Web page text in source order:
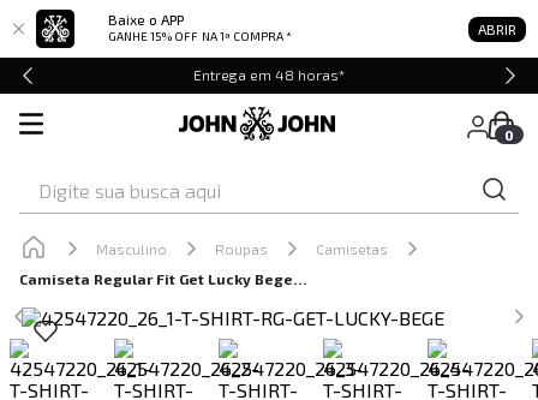
Baixe o APP
GANHE 15% OFF NA 1ª COMPRA * ABRIR
Entrega em 48 horas*
0
Masculino Roupas
Camisetas
Camiseta Regular Fit Get Lucky Bege John John Masculina